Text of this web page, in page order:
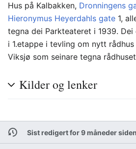
Hus på Kalbakken, Dronningens
Hieronymus Heyerdahls gate 1,
tegna dei Parkteateret i 1939. Dei
i 1.etappe i tevling om nytt
Viksjø som seinare tegna
Kilder og lenker
Sist redigert for 9 måneder siden